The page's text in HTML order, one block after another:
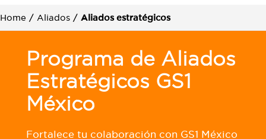
Home / Aliados / Aliados estratégicos
Programa de Aliados
Estratégicos GS1
México
Fortalece tu colaboración con GS1 México